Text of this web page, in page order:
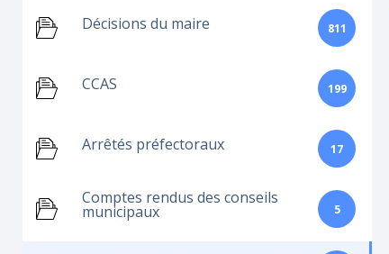
Décisions du maire 811
CCAS 199
Arrêtés préfectoraux 17
Comptes rendus des conseils
municipaux 5